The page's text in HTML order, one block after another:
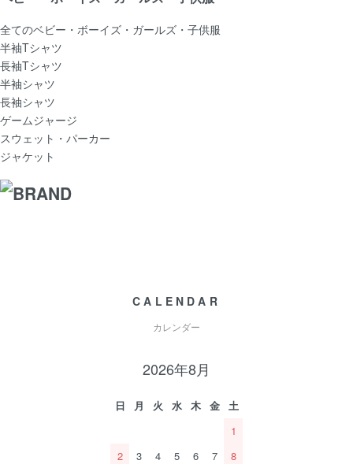
全てのベビー・ボーイズ・ガールズ・子供服
半袖Tシャツ
長袖Tシャツ
半袖シャツ
長袖シャツ
ゲームジャージ
スウェット・パーカー
ジャケット
CALENDAR
カレンダー
2026年8月
日 月 火 水 木 金
土
1
2
3 4 5 6 7
8